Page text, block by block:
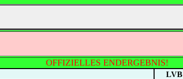
OFFIZIELLES ENDERGEBNIS!
LVB